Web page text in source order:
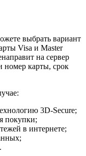
выбрать вариант
Visa и Master
на сервер
номер карты, срок
3D-Secure;
покупки;
в интернете;